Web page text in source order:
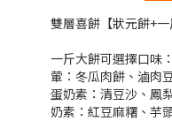
雙層喜餅【狀元餅+
一斤大餅可選擇口味：
葷：冬瓜肉餅、滷肉
蛋奶素：清豆沙、鳳
奶素：紅豆麻糬、芋